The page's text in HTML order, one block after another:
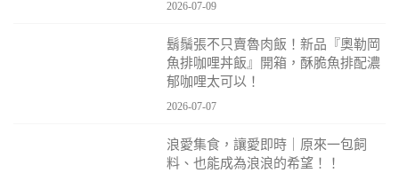
2026-07-09
鬍鬚張不只賣魯肉飯！新品『奧勒岡
魚排咖哩丼飯』開箱，酥脆魚排配濃
郁咖哩太可以！
2026-07-07
浪愛集食，讓愛即時｜原來一包飼
料、也能成為浪浪的希望！！